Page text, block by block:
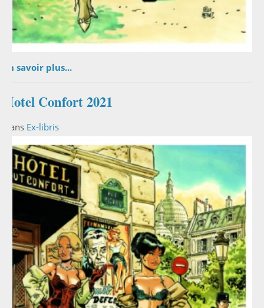
En savoir plus...
Hotel Confort 2021
Dans Ex-libris